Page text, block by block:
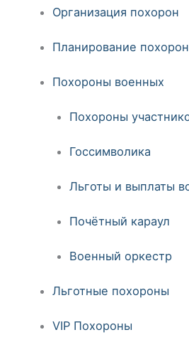
Организация похорон
Планирование похорон
Похороны военных
Похороны
Госсимволика
Льготы и выплаты
Почётный караул
Военный оркестр
Льготные похороны
VIP Похороны